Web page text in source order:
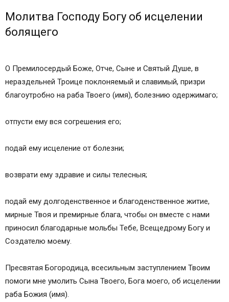
Молитва Господу Богу об исцелении
болящего
О Премилосердый Боже, Отче, Сыне и Святый Душе, в
нераздельней Троице поклоняемый и славимый, призри
благоутробно на раба Твоего (имя), болезнию одержимаго;
отпусти ему вся согрешения его;
подай ему исцеление от болезни;
возврати ему здравие и силы телесныя;
подай ему долгоденственное и благоденственное житие,
мирные Твоя и премирные блага, чтобы он вместе с нами
приносил благодарные мольбы Тебе, Всещедрому Богу и
Создателю моему.
Пресвятая Богородица, всесильным заступлением Твоим
помоги мне умолить Сына Твоего, Бога моего, об исцелении
раба Божия (имя).